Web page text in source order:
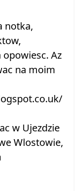
notka,
Az
na moim
w Ujezdzie
Wlostowie,